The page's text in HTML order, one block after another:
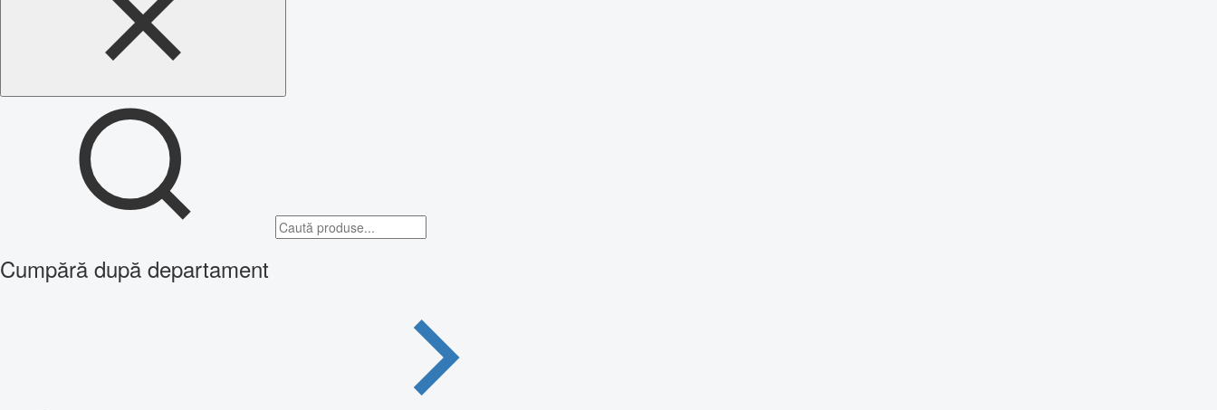
Cumpără după departament